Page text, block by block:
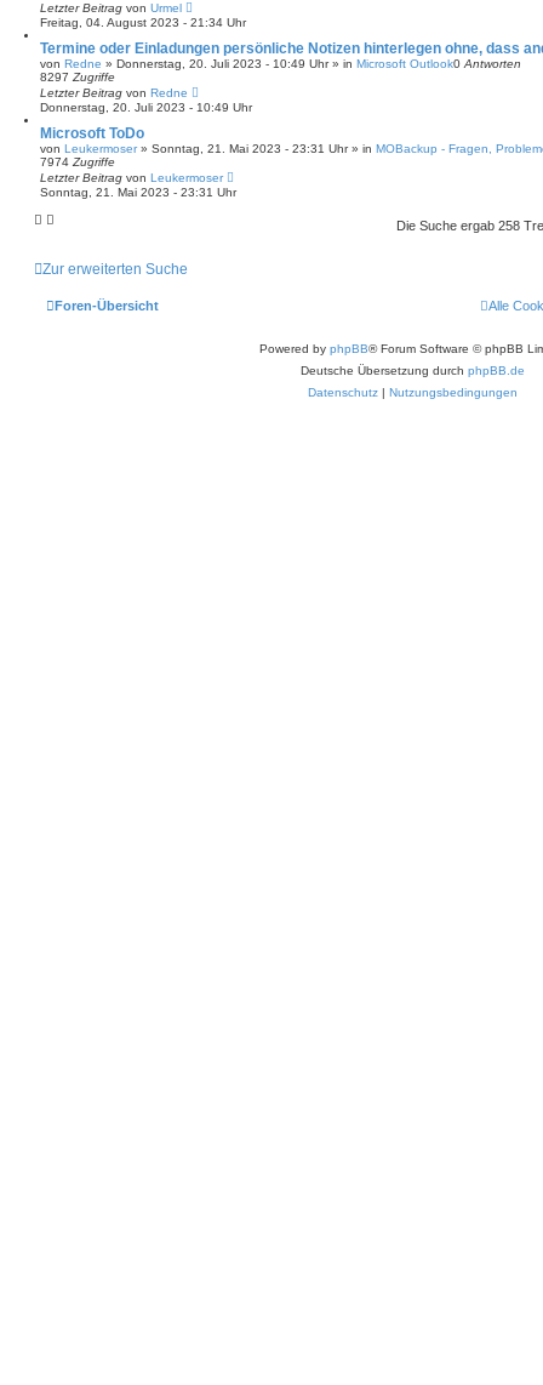
Letzter Beitrag von Urmel
Freitag, 04. August 2023 - 21:34 Uhr
Termine oder Einladungen persönliche Notizen hinterlegen ohne, dass
von Redne » Donnerstag, 20. Juli 2023 - 10:49 Uhr» in Microsoft Outlook0 Antworten
8297 Zugriffe
Letzter Beitrag von Redne
Donnerstag, 20. Juli 2023 - 10:49 Uhr
Microsoft ToDo
von Leukermoser» Sonntag, 21. Mai 2023 - 23:31 Uhr» in MOBackup - Fragen,
7974 Zugriffe
Letzter Beitrag von Leukermoser
Sonntag, 21. Mai 2023 - 23:31 Uhr
Die Suche ergab 258
Zur erweiterten Suche
Foren-Übersicht Alle
Powered by phpBB® Forum Software © phpBB
Deutsche Übersetzung durch phpBB.de
Datenschutz | Nutzungsbedingungen